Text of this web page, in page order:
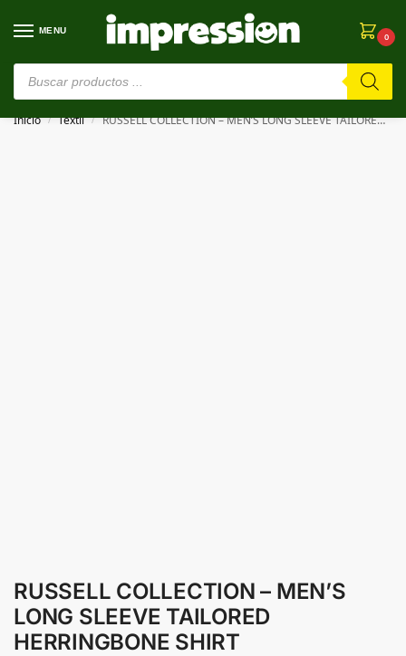
MENU
0
⚠️ Estamos en pruebas. Si algo falla, ¡Perdón!⚠️
Inicio / Textil / RUSSELL COLLECTION – MEN’S LONG SLEEVE TAILORED HERRINGBONE SHIRT
RUSSELL COLLECTION – MEN’S
LONG SLEEVE TAILORED
HERRINGBONE SHIRT